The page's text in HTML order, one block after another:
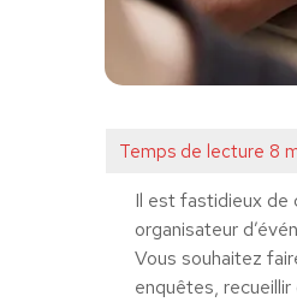
Il est fastidieux de
organisateur
Vous souhaitez
enquêtes,